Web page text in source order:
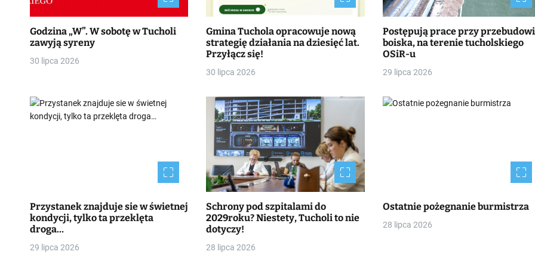
Godzina „W”. W sobotę w Tucholi
zawyją syreny
30 lipca 2026
Gmina Tuchola opracowuje nową
strategię działania na dziesięć lat.
Przyłącz się!
30 lipca 2026
Postępują prace przy
boiska, na terenie tucholskiego
OSiR-u
29 lipca 2026
Przystanek znajduje sie w świetnej
kondycji, tylko ta przeklęta
droga…
29 lipca 2026
Schrony pod szpitalami do
2029roku? Niestety, Tucholi to nie
dotyczy!
28 lipca 2026
Ostatnie pożegnanie burmistrza
28 lipca 2026